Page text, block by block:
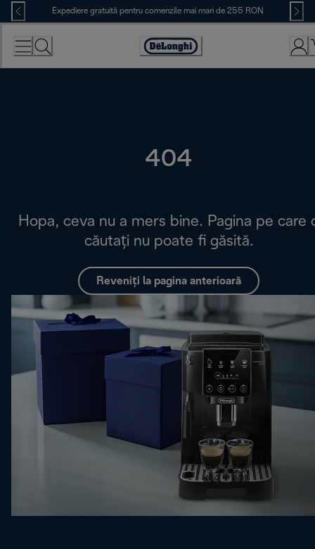
Skip
to
Content
Expediere gratuită pentru comenzile mai mari de 255 RON
Accessibility
Statement
404
Hopa, ceva nu a mers bine. Pagina pe care
căutați nu poate fi găsită.
Reveniți la pagina anterioară